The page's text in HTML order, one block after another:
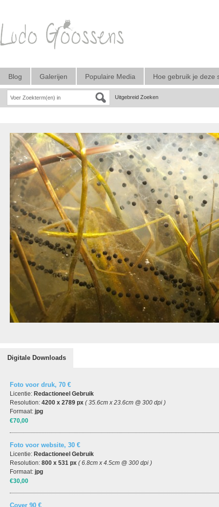
Blog Galerijen Populaire Media Hoe gebruik je deze
Uitgebreid Zoeken
Digitale Downloads
Foto voor druk, 70 €
Licentie: Redactioneel Gebruik
Resolution: 4200 x 2789 px ( 35.6cm x 23.6cm @ 300 dpi )
Formaat: jpg
€70,00
Foto voor website, 30 €
Licentie: Redactioneel Gebruik
Resolution: 800 x 531 px ( 6.8cm x 4.5cm @ 300 dpi )
Formaat: jpg
€30,00
Cover 90 €